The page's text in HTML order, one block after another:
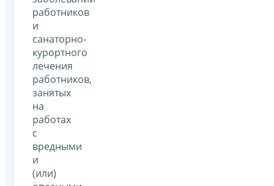
работников
и
санаторно-
курортного
лечения
работников,
занятых
на
работах
с
вредными
и
(или)